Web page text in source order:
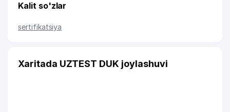
Kalit so'zlar
sertifikatsiya
Xaritada UZTEST DUK joylashuvi